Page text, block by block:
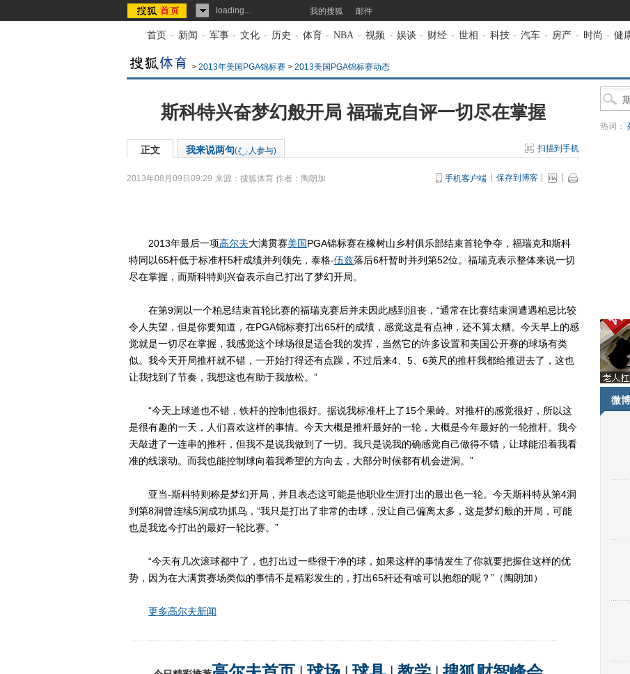
loading... 我的搜狐 邮件
首页 - 新闻 - 军事 - 文化 - 历史 - 体育 - NBA - 视频 - 娱谈 - 财经 - 世相 - 科技 - 汽车 - 房产 - 时尚 - 健
> 2013年美国PGA锦标赛 > 2013美国PGA锦标赛动态
斯科特兴奋梦幻般开局 福瑞克自评一切尽在掌握
正文 我来说两句( 人参与) 扫描到手机
2013年08月09日09:29 来源： 搜狐体育 作者：陶朗加 手机客户端 保存到博客
2013年最后一项高尔夫大满贯赛美国PGA锦标赛在橡树山乡村俱乐部结束首轮争夺，福瑞克和斯科
特同以65杆低于标准杆5杆成绩并列领先，泰格-伍兹落后6杆暂时并列第52位。福瑞克表示整体来说一切
尽在掌握，而斯科特则兴奋表示自己打出了梦幻开局。
在第9洞以一个柏忌结束首轮比赛的福瑞克赛后并未因此感到沮丧，“通常在比赛结束洞遭遇柏忌比较
令人失望，但是你要知道，在PGA锦标赛打出65杆的成绩，感觉这是有点神，还不算太糟。今天早上的感
觉就是一切尽在掌握，我感觉这个球场很是适合我的发挥，当然它的许多设置和美国公开赛的球场有类
似。我今天开局推杆就不错，一开始打得还有点躁，不过后来4、5、6英尺的推杆我都给推进去了，这也
让我找到了节奏，我想这也有助于我放松。”
“今天上球道也不错，铁杆的控制也很好。据说我标准杆上了15个果岭。对推杆的感觉很好，所以这
是很有趣的一天，人们喜欢这样的事情。今天大概是推杆最好的一轮，大概是今年最好的一轮推杆。我今
天敲进了一连串的推杆，但我不是说我做到了一切。我只是说我的确感觉自己做得不错，让球能沿着我看
准的线滚动。而我也能控制球向着我希望的方向去，大部分时候都有机会进洞。”
亚当-斯科特则称是梦幻开局，并且表态这可能是他职业生涯打出的最出色一轮。今天斯科特从第4洞
到第8洞曾连续5洞成功抓鸟，“我只是打出了非常的击球，没让自己偏离太多，这是梦幻般的开局，可能
也是我迄今打出的最好一轮比赛。”
“今天有几次滚球都中了，也打出过一些很干净的球，如果这样的事情发生了你就要把握住这样的优
势，因为在大满贯赛场类似的事情不是精彩发生的，打出65杆还有啥可以抱怨的呢？”（陶朗加）
更多高尔夫新闻
热词：
微